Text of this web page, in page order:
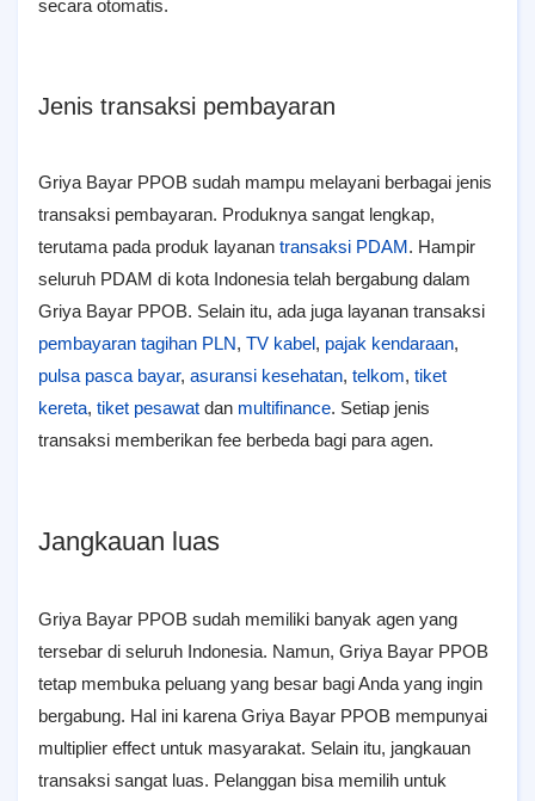
secara otomatis.
Jenis transaksi pembayaran
Griya Bayar PPOB sudah mampu melayani berbagai jenis
transaksi pembayaran. Produknya sangat lengkap,
terutama pada produk layanan transaksi PDAM. Hampir
seluruh PDAM di kota Indonesia telah bergabung dalam
Griya Bayar PPOB. Selain itu, ada juga layanan transaksi
pembayaran tagihan PLN, TV kabel, pajak kendaraan,
pulsa pasca bayar, asuransi kesehatan, telkom, tiket
kereta, tiket pesawat dan multifinance. Setiap jenis
transaksi memberikan fee berbeda bagi para agen.
Jangkauan luas
Griya Bayar PPOB sudah memiliki banyak agen yang
tersebar di seluruh Indonesia. Namun, Griya Bayar PPOB
tetap membuka peluang yang besar bagi Anda yang ingin
bergabung. Hal ini karena Griya Bayar PPOB mempunyai
multiplier effect untuk masyarakat. Selain itu, jangkauan
transaksi sangat luas. Pelanggan bisa memilih untuk